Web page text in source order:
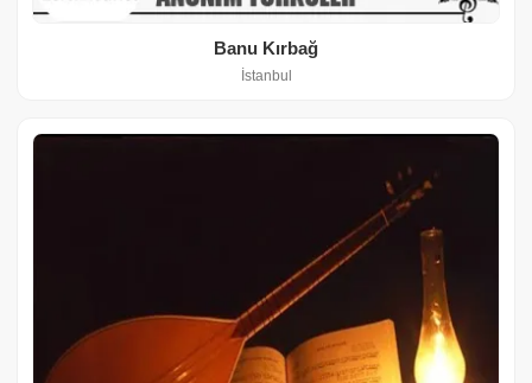
Banu Kırbağ
İstanbul